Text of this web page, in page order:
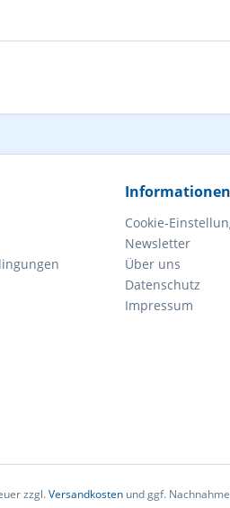
Informationen
Cookie-
Newsletter
Über uns
Datenschutz
Impressum
zzgl.Versandkostenund ggf.